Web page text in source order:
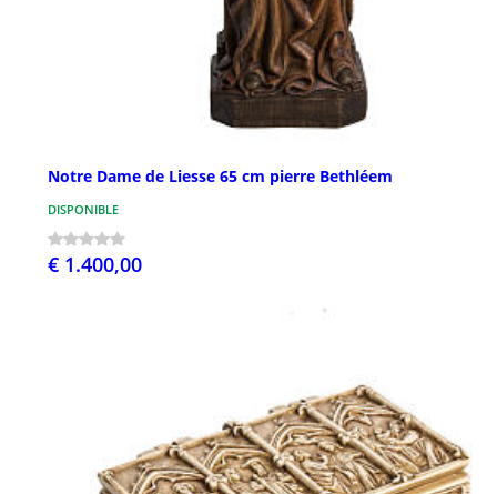
Notre Dame de Liesse 65 cm pierre Bethléem
DISPONIBLE
€ 1.400,00